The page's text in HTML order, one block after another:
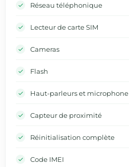
Réseau téléphonique
Lecteur de carte SIM
Cameras
Flash
Haut-parleurs et microphone
Capteur de proximité
Réinitialisation complète
Code IMEI